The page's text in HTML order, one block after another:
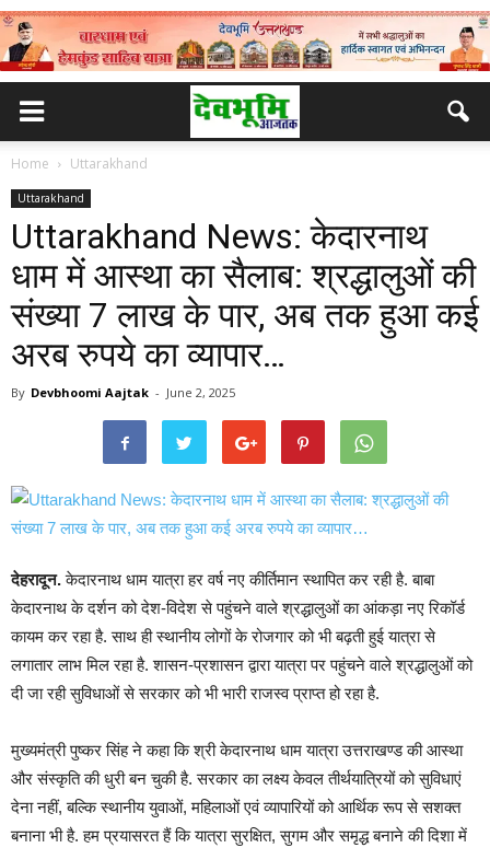
Home Uttarakhand
Uttarakhand
Uttarakhand News: केदारनाथ
धाम में आस्था का सैलाब: श्रद्धालुओं की
संख्या 7 लाख के पार, अब तक हुआ कई
अरब रुपये का व्यापार…
By Devbhoomi Aajtak - June 2, 2025
देहरादून.केदारनाथ धाम यात्रा हर वर्ष नए कीर्तिमान स्थापित कर रही है. बाबा
केदारनाथ के दर्शन को देश-विदेश से पहुंचने वाले श्रद्धालुओं का आंकड़ा नए रिकॉर्ड
कायम कर रहा है. साथ ही स्थानीय लोगों के रोजगार को भी बढ़ती हुई यात्रा से
लगातार लाभ मिल रहा है. शासन-प्रशासन द्वारा यात्रा पर पहुंचने वाले श्रद्धालुओं को
दी जा रही सुविधाओं से सरकार को भी भारी राजस्व प्राप्त हो रहा है.
मुख्यमंत्री पुष्कर सिंह ने कहा कि श्री केदारनाथ धाम यात्रा उत्तराखण्ड की आस्था
और संस्कृति की धुरी बन चुकी है. सरकार का लक्ष्य केवल तीर्थयात्रियों को सुविधाएं
देना नहीं, बल्कि स्थानीय युवाओं, महिलाओं एवं व्यापारियों को आर्थिक रूप से सशक्त
बनाना भी है. हम प्रयासरत हैं कि यात्रा सुरक्षित, सुगम और समृद्ध बनाने की दिशा में